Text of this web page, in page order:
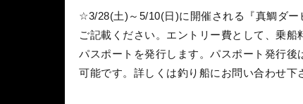
☆3/28(土)～5/10(日)に開催される『真鯛ダ
ご記載ください。エントリー費として、乗
パスポートを発行します。パスポート発行
可能です。詳しくは釣り船にお問い合わせ